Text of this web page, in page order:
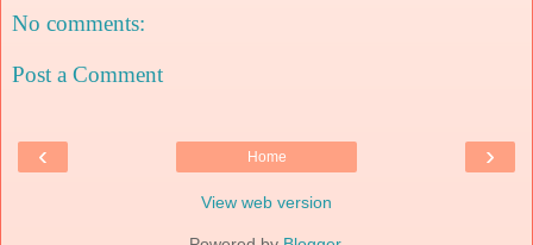
No comments:
Post a Comment
‹ ›
Home
View web version